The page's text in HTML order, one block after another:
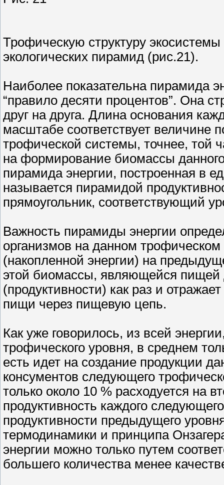
Трофическую структуру
экологических пирамид (рис.21).
Наиболее показательна пирамида
“правило десяти процентов”. Она
друг на друга. Длина основания
масштабе соответствует величине
трофической системы, точнее, той
на формирование биомассы
пирамида энергии, построенная в
называется пирамидой
прямоугольник, соответствующий
Важность пирамиды энергии
организмов на данном
(накопленной энергии) на
этой биомассы, являющейся пищей
(продуктивности) как раз и
пищи через пищевую цепь.
Как уже говорилось, из всей
трофического уровня, в среднем
есть идет на создание продукции
консументов следующего
только около 10 % расходуется на
продуктивность каждого
продуктивности предыдущего
термодинамики и принципа
энергии можно только путем
большего количества менее